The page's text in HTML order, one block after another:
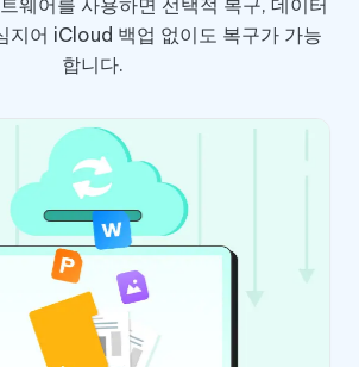
웨어를 사용하면 선택적 복구, 데이터
지어 iCloud 백업 없이도 복구가 가능
합니다.